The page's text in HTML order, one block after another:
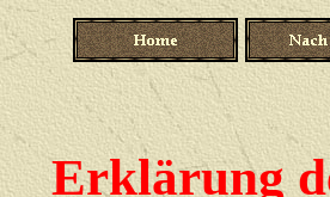
Erklärung